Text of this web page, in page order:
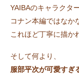
YAIBAのキャラクタ
コナン本編ではなか
これほど丁寧に描か
そして何より、
服部平次が可愛すぎ